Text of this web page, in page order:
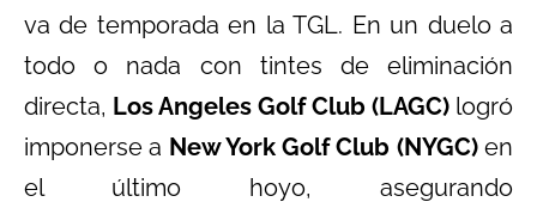
va de temporada en la TGL. En un duelo a
todo o nada con tintes de eliminación
directa, Los Angeles Golf Club (LAGC) logró
imponerse a New York Golf Club (NYGC)en
el último hoyo, asegurando